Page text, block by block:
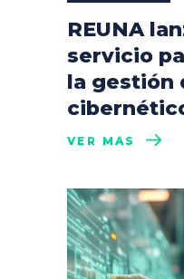
REUNA
servicio
la gestión
VER MÁS